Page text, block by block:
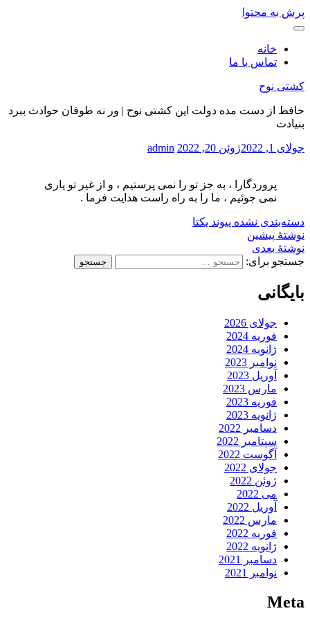
پرش به محتوا
خانه
تماس با ما
کشتی نوح
حافظ از دست مده دولت این کشتی نوح | ور نه طوفان حوادث ببرد
بنیادت
جولای 1, 2022 ژوئن 20, 2022 admin
پروردگارا ، به جز تو را نمی پرستیم ، و از غیر تو یاری
نمی جوئیم ، ما را به راه راست هدایت فرما .
دسته‌بندی نشده پیوند یکتا
نوشتهٔ پیشین
نوشتهٔ بعدی
جستجو برای:
بایگانی
جولای 2026
فوریه 2024
ژانویه 2024
نوامبر 2023
آوریل 2023
مارس 2023
فوریه 2023
ژانویه 2023
دسامبر 2022
سپتامبر 2022
آگوست 2022
جولای 2022
ژوئن 2022
می 2022
آوریل 2022
مارس 2022
فوریه 2022
ژانویه 2022
دسامبر 2021
نوامبر 2021
Meta